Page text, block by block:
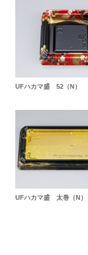
UFハカマ盛 52（N）
UFハカマ盛 太巻（N）